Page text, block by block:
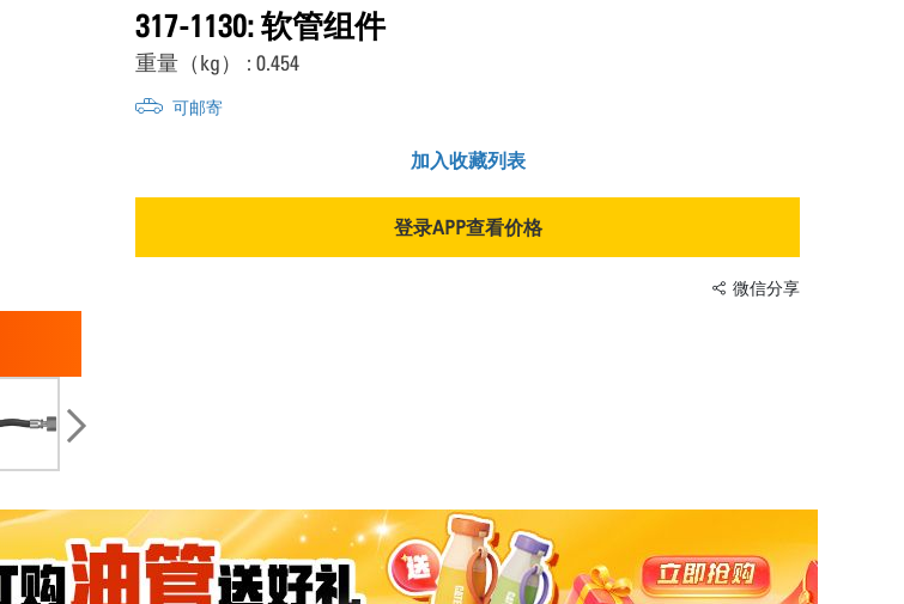
317-1130: 软管组件
重量（kg） : 0.454
可邮寄
加入收藏列表
登录APP查看价格
微信分享